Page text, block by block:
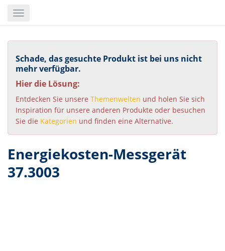
content
Toggle
Schade, das gesuchte Produkt ist bei uns nicht
mehr verfügbar.
Hier die Lösung:
Entdecken Sie unsere Themenwelten und holen Sie sich
Inspiration für unsere anderen Produkte oder besuchen
Sie die Kategorien und finden eine Alternative.
Energiekosten-Messgerät
37.3003